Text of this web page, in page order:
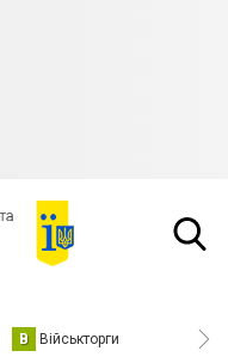
В Військторги